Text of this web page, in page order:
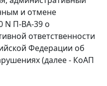
и отмене
N П-ВА-39 о
ответственности
Федерации об
(далее - КоАП